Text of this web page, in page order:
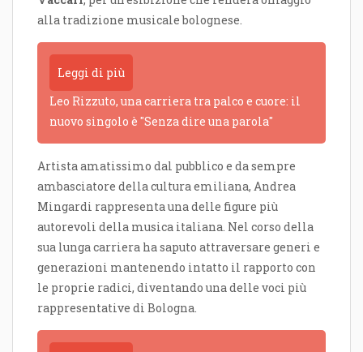
alla tradizione musicale bolognese.
Leggi di più
Leo Rizzuto, una carriera tra palco e cuore: il
nuovo singolo è "Senza dire una parola"
Artista amatissimo dal pubblico e da sempre
ambasciatore della cultura emiliana, Andrea
Mingardi rappresenta una delle figure più
autorevoli della musica italiana. Nel corso della
sua lunga carriera ha saputo attraversare generi e
generazioni mantenendo intatto il rapporto con
le proprie radici, diventando una delle voci più
rappresentative di Bologna.